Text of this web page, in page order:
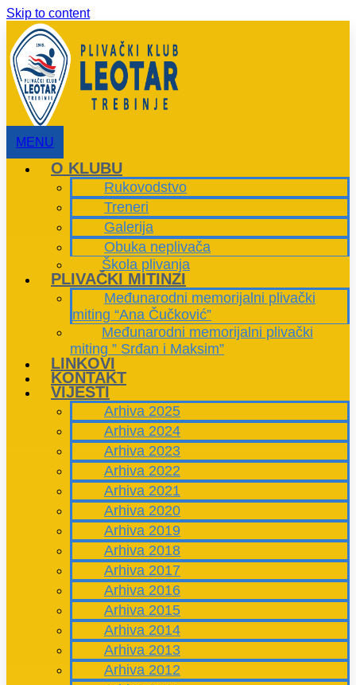
Skip to content
MENU
O KLUBU
Rukovodstvo
Treneri
Galerija
Obuka neplivača
Škola plivanja
PLIVAČKI MITINZI
Međunarodni memorijalni plivački
miting “Ana Čučković”
Međunarodni memorijalni plivački
miting ” Srđan i Maksim”
LINKOVI
KONTAKT
VIJESTI
Arhiva 2025
Arhiva 2024
Arhiva 2023
Arhiva 2022
Arhiva 2021
Arhiva 2020
Arhiva 2019
Arhiva 2018
Arhiva 2017
Arhiva 2016
Arhiva 2015
Arhiva 2014
Arhiva 2013
Arhiva 2012